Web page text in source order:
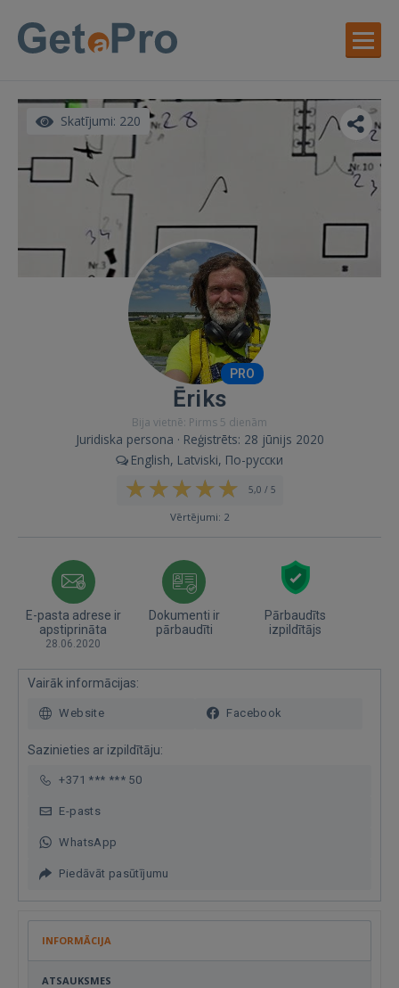
Skatījumi: 220
PRO
Ēriks
Bija vietnē: Pirms 5 dienām
Juridiska persona · Reģistrēts: 28 jūnijs 2020
English, Latviski, По-русски
5,0 / 5
Vērtējumi: 2
E-pasta adrese ir
apstiprināta
28.06.2020
Dokumenti ir
pārbaudīti
Pārbaudīts
izpildītājs
Vairāk informācijas:
Website Facebook
Sazinieties ar izpildītāju:
+371 *** *** 50
E-pasts
WhatsApp
Piedāvāt pasūtījumu
INFORMĀCIJA
ATSAUKSMES